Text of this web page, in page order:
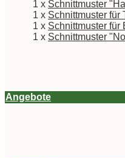
1 x Schnittmuster
1 x Schnittmuster für
1 x Schnittmuster für
1 x Schnittmuster
Angebote